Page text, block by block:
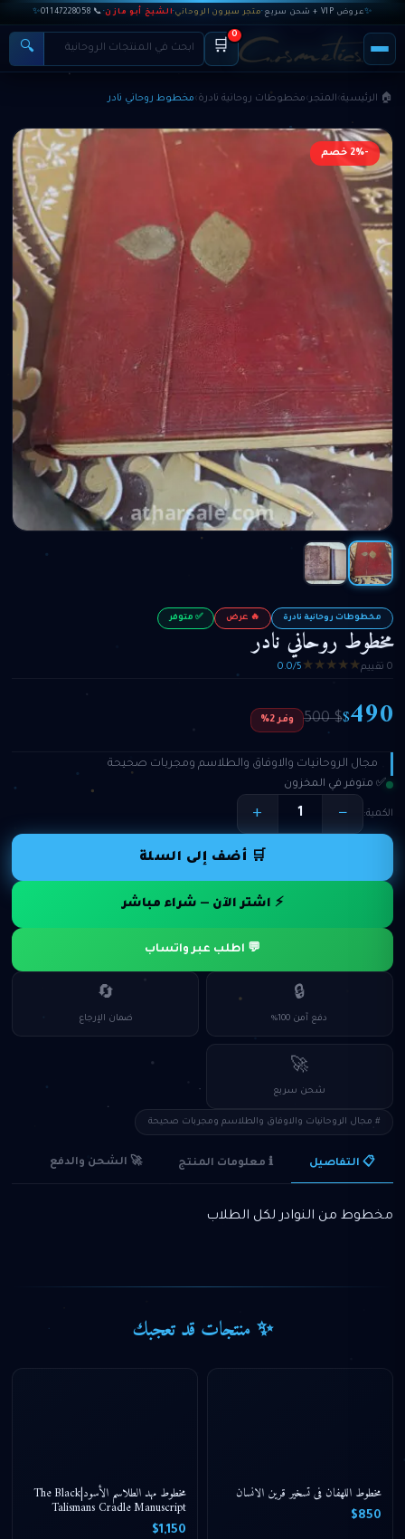
✨ عروض VIP + شحن سريع ·متجر سيرون الروحاني·الشيخ أبو مازن·
📞 01147228058
✨
🔍 🛒
0
🏠 الرئيسية المتجر مخطوطات روحانية نادرة مخطوط روحاني نادر
-2% خصم
مخطوطات روحانية نادرة 🔥 عرض ✅ متوفر
مخطوط روحاني نادر
0 تقييم ★
★
★
★
★
0.0/5
$490
$ 500 وفر 2%
مجال الروحانيات والاوفاق والطلاسم ومجربات صحيحة
✅ متوفر في المخزون
الكمية: −
+
🛒 أضف إلى السلة
⚡ اشتر الآن — شراء مباشر
💬 اطلب عبر واتساب
🔒
دفع آمن 100%
🔄
ضمان الإرجاع
🚀
شحن سريع
# مجال الروحانيات والاوفاق والطلاسم ومجربات صحيحة
📋 التفاصيل ℹ️ معلومات المنتج 🚀 الشحن والدفع
مخطوط من النوادر لكل الطلاب
✨ منتجات قد تعجبك
مخطوط اللهفان فى تسخير قرين الانسان
$850
مخطوط مهد الطلاسم الأسود|The Black
Talismans Cradle Manuscript
$1,150